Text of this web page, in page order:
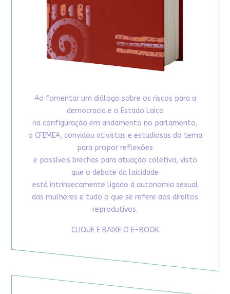
Ao fomentar um diálogo sobre os riscos para a
democracia e o Estado Laico
na configuração em andamento no parlamento,
o CFEMEA, convidou ativistas e estudiosas do tema
para propor reflexões
e possíveis brechas para atuação coletiva, visto
que o debate da laicidade
está intrinsecamente ligado à autonomia sexual
das mulheres e tudo o que se refere aos direitos
reprodutivos.
CLIQUE E BAIXE O E-BOOK